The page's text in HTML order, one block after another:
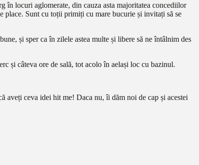
în locuri aglomerate, din cauza asta majoritatea concediilor
place. Sunt cu toții primiți cu mare bucurie și invitați să se
și sper ca în zilele astea multe și libere să ne întâlnim des
și câteva ore de sală, tot acolo în aelași loc cu bazinul.
aveți ceva idei hit me! Daca nu, îi dăm noi de cap și acestei